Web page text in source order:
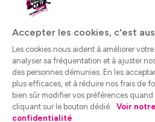
Accepter les cookies, c'est
Les cookies nous aident à améliorer
analyser sa fréquentation et à ajuster
des personnes démunies. En les
plus efficaces, et à réduire nos frais de
bien sûr modifier vos préférences
cliquant sur le bouton dédié. Voir
confidentialité